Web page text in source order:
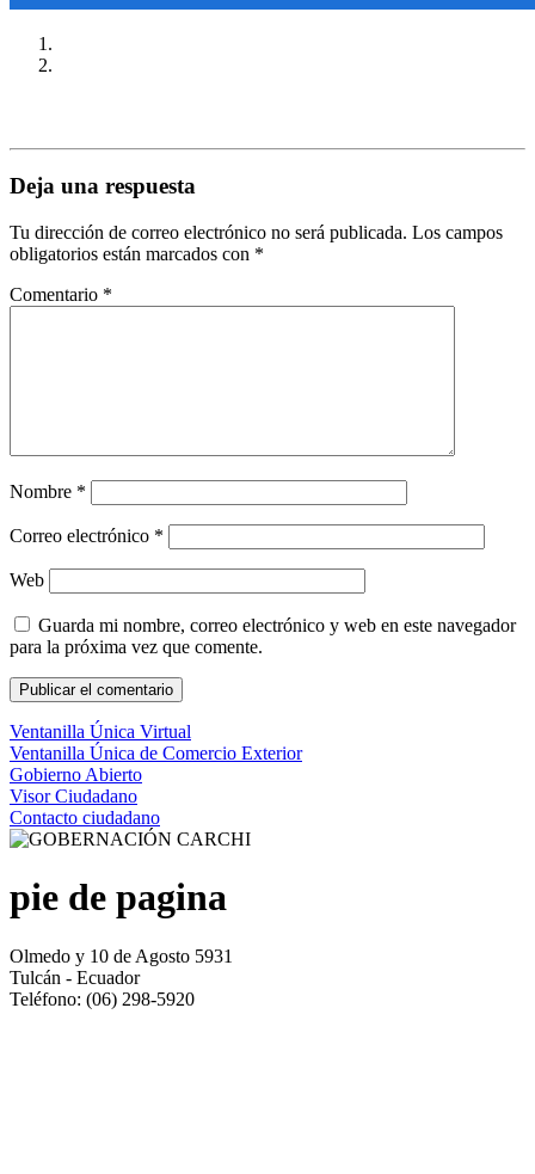
Deja una respuesta
Tu dirección de correo electrónico no será publicada. Los campos
obligatorios están marcados con *
Comentario *
Nombre *
Correo electrónico *
Web
Guarda mi nombre, correo electrónico y web en este navegador
para la próxima vez que comente.
Ventanilla Única Virtual
Ventanilla Única de Comercio Exterior
Gobierno Abierto
Visor Ciudadano
Contacto ciudadano
pie de pagina
Olmedo y 10 de Agosto 5931
Tulcán - Ecuador
Teléfono: (06) 298-5920